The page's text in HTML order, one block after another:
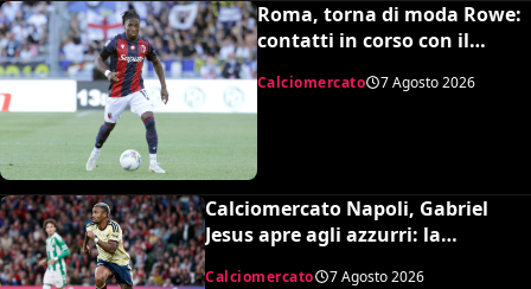
Roma, torna di moda Rowe:
contatti in corso con il
Bologna
Calciomercato 7 Agosto 2026
Calciomercato Napoli, Gabriel
Jesus apre agli azzurri: la
Calciomercato 7 Agosto 2026